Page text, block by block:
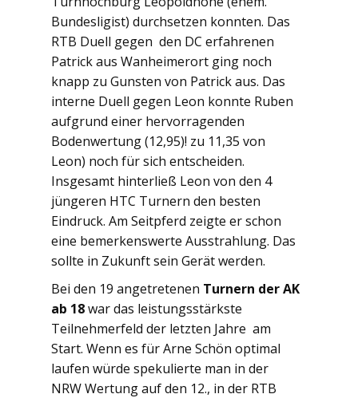
Bundesligist) durchsetzen konnten. Das
RTB Duell gegen den DC erfahrenen
Patrick aus Wanheimerort ging noch
knapp zu Gunsten von Patrick aus. Das
interne Duell gegen Leon konnte Ruben
aufgrund einer hervorragenden
Bodenwertung (12,95)! zu 11,35 von
Leon) noch für sich entscheiden.
Insgesamt hinterließ Leon von den 4
jüngeren HTC Turnern den besten
Eindruck. Am Seitpferd zeigte er schon
eine bemerkenswerte Ausstrahlung. Das
sollte in Zukunft sein Gerät werden.
Bei den 19 angetretenen Turnern der AK
ab 18war das leistungsstärkste
Teilnehmerfeld der letzten Jahre am
Start. Wenn es für Arne Schön optimal
laufen würde spekulierte man in der
NRW Wertung auf den 12., in der RTB